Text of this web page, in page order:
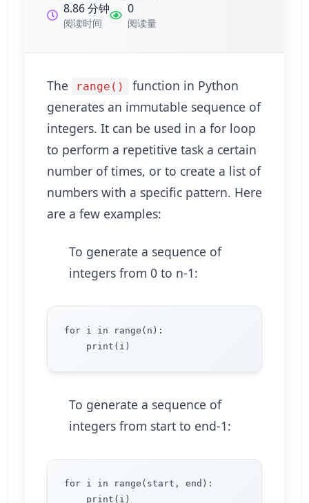
8.86 分钟
阅读时间
0
阅读量
The range()
function in Python
generates an immutable sequence of
integers. It can be used in a for loop
to perform a repetitive task a certain
number of times, or to create a list of
numbers with a specific pattern. Here
are a few examples:
To generate a sequence of
integers from 0 to n-1:
for i in range(n):
To generate a sequence of
integers from start to end-1:
for i in range(start, end):